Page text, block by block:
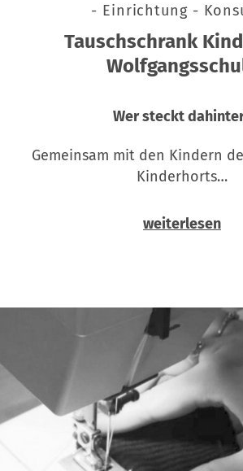
- Einrichtung -
Tauschschrank
Wer steckt
Gemeinsam mit den Kindern
Kinderhorts…
weiterlesen